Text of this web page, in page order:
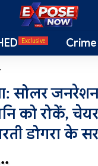
Exclusive Crime
सोलर जनरेशन
को रोकें,
डोगरा के